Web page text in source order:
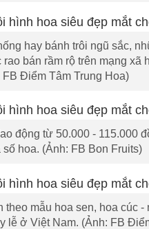
hay bánh trôi ngũ sắc,
bán rầm rộ trên mạng xã
FB Điểm Tâm Trung Hoa)
động từ 50.000 - 115.000
số hoa. (Ảnh: FB Bon Fruits)
theo mẫu hoa sen, hoa cúc
lễ ở Việt Nam. (Ảnh: FB